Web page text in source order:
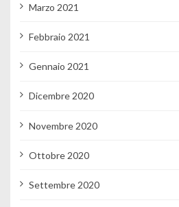
Marzo 2021
Febbraio 2021
Gennaio 2021
Dicembre 2020
Novembre 2020
Ottobre 2020
Settembre 2020